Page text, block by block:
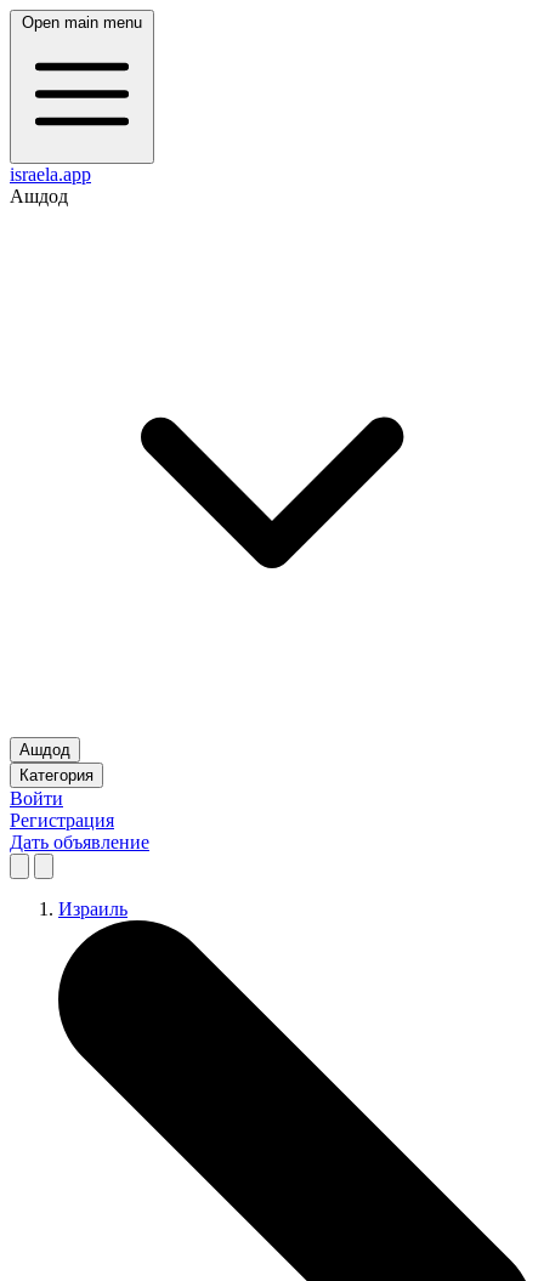
Open main menu
israela.app
Ашдод
Ашдод
Категория
Войти
Регистрация
Дать объявление
Израиль